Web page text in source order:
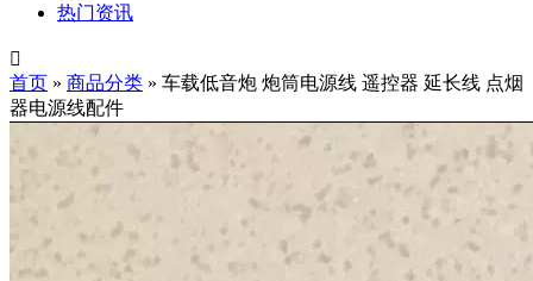
热门资讯

首页 » 商品分类 » 车载低音炮 炮筒电源线 遥控器 延长线 点烟
器电源线配件